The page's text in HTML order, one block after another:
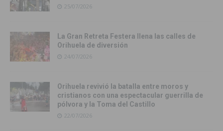
25/07/2026
La Gran Retreta Festera llena las calles de
Orihuela de diversión
24/07/2026
Orihuela revivió la batalla entre moros y
cristianos con una espectacular guerrilla de
pólvora y la Toma del Castillo
22/07/2026